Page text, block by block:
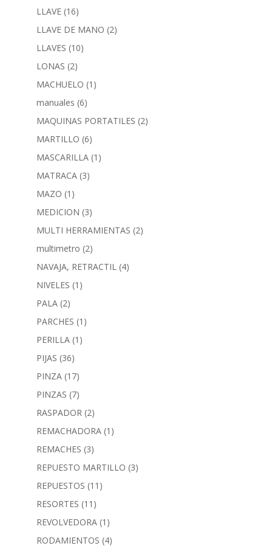
LLAVE (16)
LLAVE DE MANO (2)
LLAVES (10)
LONAS (2)
MACHUELO (1)
manuales (6)
MAQUINAS PORTATILES (2)
MARTILLO (6)
MASCARILLA (1)
MATRACA (3)
MAZO (1)
MEDICION (3)
MULTI HERRAMIENTAS (2)
multimetro (2)
NAVAJA, RETRACTIL (4)
NIVELES (1)
PALA (2)
PARCHES (1)
PERILLA (1)
PIJAS (36)
PINZA (17)
PINZAS (7)
RASPADOR (2)
REMACHADORA (1)
REMACHES (3)
REPUESTO MARTILLO (3)
REPUESTOS (11)
RESORTES (11)
REVOLVEDORA (1)
RODAMIENTOS (4)